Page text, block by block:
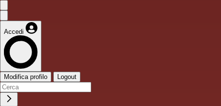
Accedi
Modifica profilo Logout